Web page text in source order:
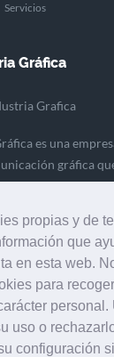
propias y de
que
en esta web.
para recoger
personal.
uso o
configuración
Servicios
Gráfica
es una
gráfica
en el
S.C.P.
08020 Barcelona